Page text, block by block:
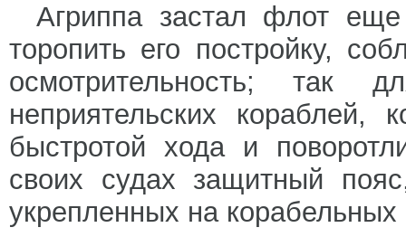
Агриппа застал флот
торопить его постройку,
осмотрительность;
неприятельских кораблей,
быстротой хода и
своих судах защитный
укрепленных на